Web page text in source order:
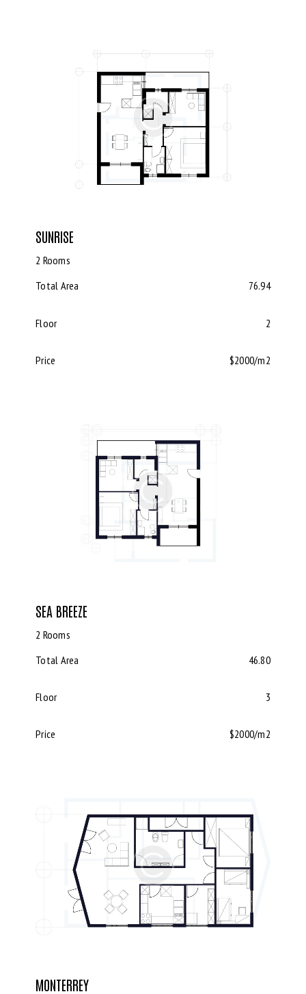
SUNRISE
2 Rooms
Total Area
76.94
Floor 2
Price $2000/m2
SEA BREEZE
2 Rooms
Total Area
46.80
Floor 3
Price $2000/m2
MONTERREY